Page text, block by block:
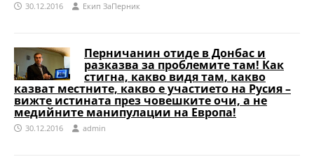
30.12.2016 Eкип ЗаПерник
Перничанин отиде в Донбас и
разказва за проблемите там! Как
стигна, какво видя там, какво
казват местните, какво е участието на Русия –
вижте истината през човешките очи, а не
медийните манипулации на Европа!
30.12.2016 admin